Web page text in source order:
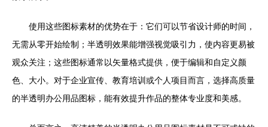
使用这些图标素材的优势在于：它们可以节省设计师的时间，
无需从零开始绘制；半透明效果能增强视觉吸引力，使内容更易被
观众关注；这些图标通常以矢量格式提供，便于编辑和自定义颜
色、大小。对于企业宣传、教育培训或个人项目而言，选择高质量
的半透明办公用品图标，能有效提升作品的整体专业度和美感。